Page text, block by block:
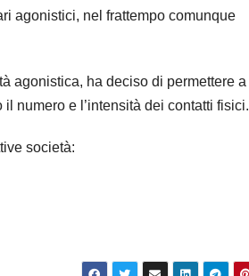
agonistici, nel frattempo comunque
agonistica, ha deciso di permettere a
numero e l’intensità dei contatti fisici.
società: